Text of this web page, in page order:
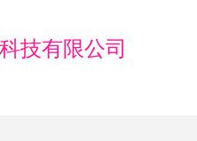
技有限公司